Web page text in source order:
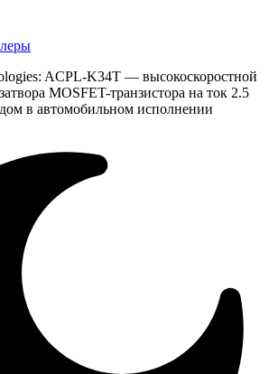
ACPL-K34T — высокоскоростной
MOSFET-транзистора на ток 2.5
в автомобильном исполнении